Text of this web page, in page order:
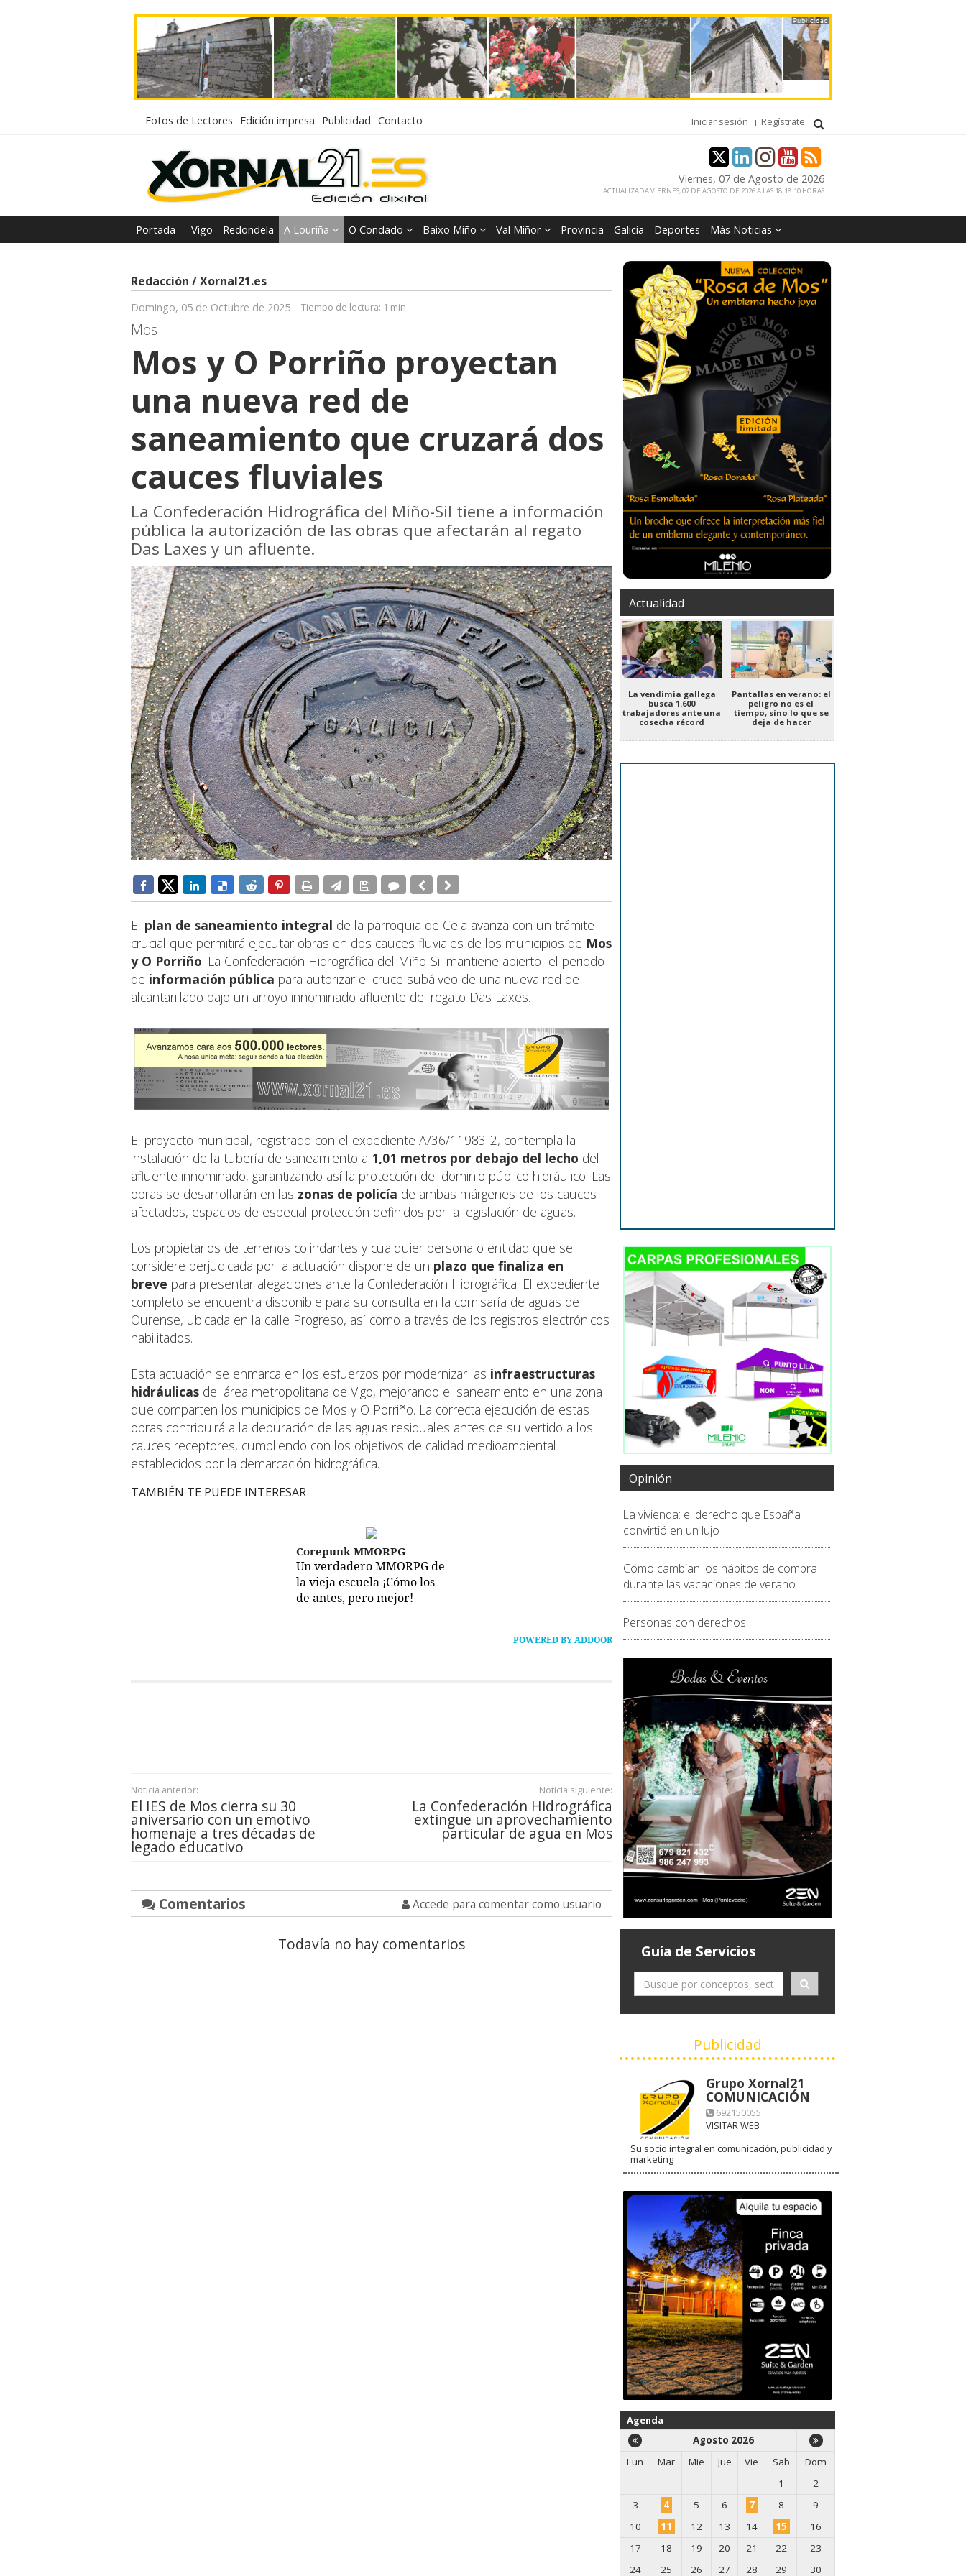
Fotos de Lectores Edición impresa Publicidad Contacto Iniciar sesión Regístrate
Viernes, 07 de Agosto de 2026
ACTUALIZADA VIERNES, 07 DE AGOSTO DE 2026 A LAS 18:18:10 HORAS
Portada Vigo Redondela A Louriña O Condado Baixo Miño Val Miñor Provincia Galicia Deportes Más Noticias
Redacción / Xornal21.es
Domingo, 05 de Octubre de 2025 Tiempo de lectura: 1 min
Mos
Mos y O Porriño proyectan
una nueva red de
saneamiento que cruzará dos
cauces fluviales
La Confederación Hidrográfica del Miño-Sil tiene a información
pública la autorización de las obras que afectarán al regato
Das Laxes y un afluente.
El plan de saneamiento integral de la parroquia de Cela avanza con un trámite
crucial que permitirá ejecutar obras en dos cauces fluviales de los municipios de Mos
y O Porriño. La Confederación Hidrográfica del Miño-Sil mantiene abierto el periodo
de información pública para autorizar el cruce subálveo de una nueva red de
alcantarillado bajo un arroyo innominado afluente del regato Das Laxes.
El proyecto municipal, registrado con el expediente A/36/11983-2, contempla la
instalación de la tubería de saneamiento a 1,01 metros por debajo del lecho del
afluente innominado, garantizando así la protección del dominio público hidráulico. Las
obras se desarrollarán en las zonas de policía de ambas márgenes de los cauces
afectados, espacios de especial protección definidos por la legislación de aguas.
Los propietarios de terrenos colindantes y cualquier persona o entidad que se
considere perjudicada por la actuación dispone de un plazo que finaliza en
breve para presentar alegaciones ante la Confederación Hidrográfica. El expediente
completo se encuentra disponible para su consulta en la comisaría de aguas de
Ourense, ubicada en la calle Progreso, así como a través de los registros electrónicos
habilitados.
Esta actuación se enmarca en los esfuerzos por modernizar las infraestructuras
hidráulicas del área metropolitana de Vigo, mejorando el saneamiento en una zona
que comparten los municipios de Mos y O Porriño. La correcta ejecución de estas
obras contribuirá a la depuración de las aguas residuales antes de su vertido a los
cauces receptores, cumpliendo con los objetivos de calidad medioambiental
establecidos por la demarcación hidrográfica.
TAMBIÉN TE PUEDE INTERESAR
Corepunk MMORPG
Un verdadero MMORPG de
la vieja escuela ¡Cómo los
de antes, pero mejor!
POWERED BY ADDOOR
Noticia anterior:
El IES de Mos cierra su 30
aniversario con un emotivo
homenaje a tres décadas de
legado educativo
Noticia siguiente:
La Confederación Hidrográfica
extingue un aprovechamiento
particular de agua en Mos
Comentarios Accede para comentar como usuario
Todavía no hay comentarios
Actualidad
La vendimia gallega
busca 1.600
trabajadores ante una
cosecha récord
Pantallas en verano: el
peligro no es el
tiempo, sino lo que se
deja de hacer
Opinión
La vivienda: el derecho que España
convirtió en un lujo
Cómo cambian los hábitos de compra
durante las vacaciones de verano
Personas con derechos
Guía de Servicios
Publicidad
Grupo Xornal21
COMUNICACIÓN
692150055
VISITAR WEB
Su socio integral en comunicación, publicidad y
marketing
Agenda
Agosto 2026
Lun
Mar Mie Jue Vie Sab
Dom
1
2
3
4 5 6 7 8
9
10
11 12 13 14 15
16
17
18 19 20 21 22
23
24
25 26 27 28 29 30